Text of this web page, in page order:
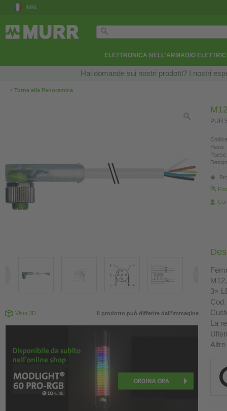
Italia
ELETTRONICA NELL'ARMADIO
Hai domande sui nostri prodotti? I nostri
‹ Torna alla Panoramica
Vista 3D Il prodotto può differire dall'immagine
PUR
Peso:
3×
La